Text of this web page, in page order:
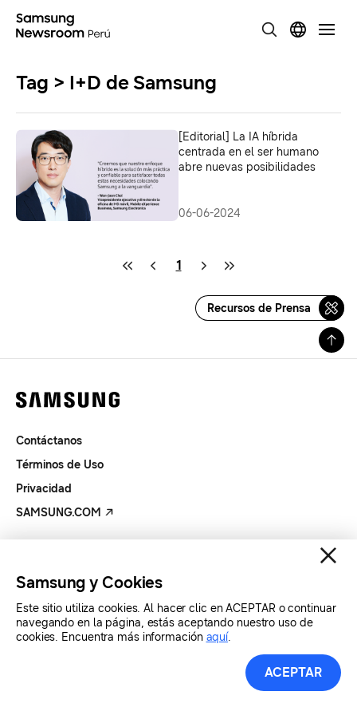
Tag > I+D de Samsung
[Editorial] La IA híbrida
centrada en el ser humano
abre nuevas posibilidades
06-06-2024
1
Recursos de Prensa
Contáctanos
Términos de Uso
Privacidad
SAMSUNG.COM
Samsung y Cookies
Este sitio utiliza cookies. Al hacer clic en ACEPTAR o continuar
navegando en la página, estás aceptando nuestro uso de
cookies. Encuentra más información aquí.
ACEPTAR